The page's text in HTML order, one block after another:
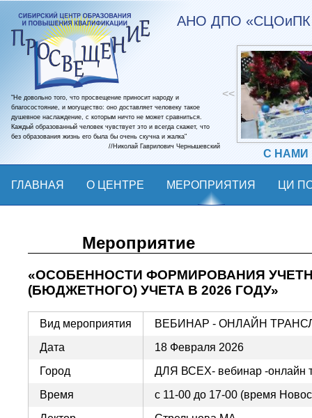
"Не довольно того, что просвещение приносит народу и
благосостояние, и могущество: оно доставляет человеку такое
душевное наслаждение, с которым ничто не может сравниться.
Каждый образованный человек чувствует это и всегда скажет, что
без образования жизнь его была бы очень скучна и жалка"
//Николай Гаврилович Чернышевский
АНО ДПО «СЦОиПК
<<
С НАМИ
ГЛАВНАЯ О ЦЕНТРЕ МЕРОПРИЯТИЯ ЦИ
Мероприятие
«ОСОБЕННОСТИ ФОРМИРОВАНИЯ
(БЮДЖЕТНОГО) УЧЕТА В 2026 ГОДУ»
Вид мероприятия
ВЕБИНАР - ОНЛАЙН
Дата
18 Февраля 2026
Город
ДЛЯ ВСЕХ- вебинар -онлайн
Время
с 11-00 до 17-00 (время